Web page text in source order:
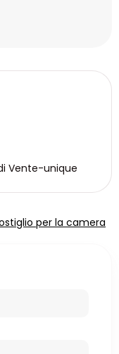
Vente-unique
per la camera